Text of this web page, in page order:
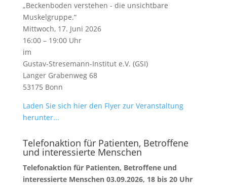
„Beckenboden verstehen - die unsichtbare
Muskelgruppe.“
Mittwoch, 17. Juni 2026
16:00 – 19:00 Uhr
im
Gustav-Stresemann-Institut e.V. (GSI)
Langer Grabenweg 68
53175 Bonn
Laden Sie sich hier den Flyer zur Veranstaltung
herunter...
Telefonaktion für Patienten, Betroffene
und interessierte Menschen
Telefonaktion für Patienten, Betroffene und
interessierte Menschen 03.09.2026, 18 bis 20 Uhr